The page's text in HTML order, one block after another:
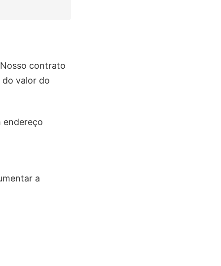
contrato
valor do
endereço
a